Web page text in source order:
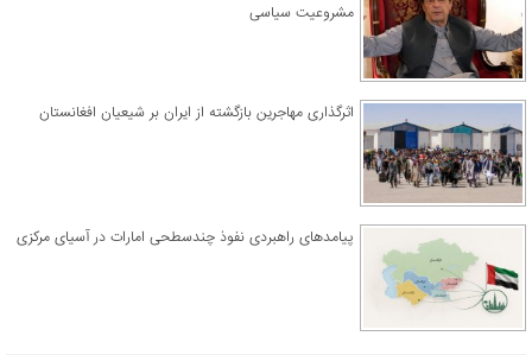
مشروعیت سیاسی
اثرگذاری مهاجرین بازگشته از ایران بر شیعیان افغانستان
پیامدهای راهبردی نفوذ چندسطحی امارات در آسیای مرکزی